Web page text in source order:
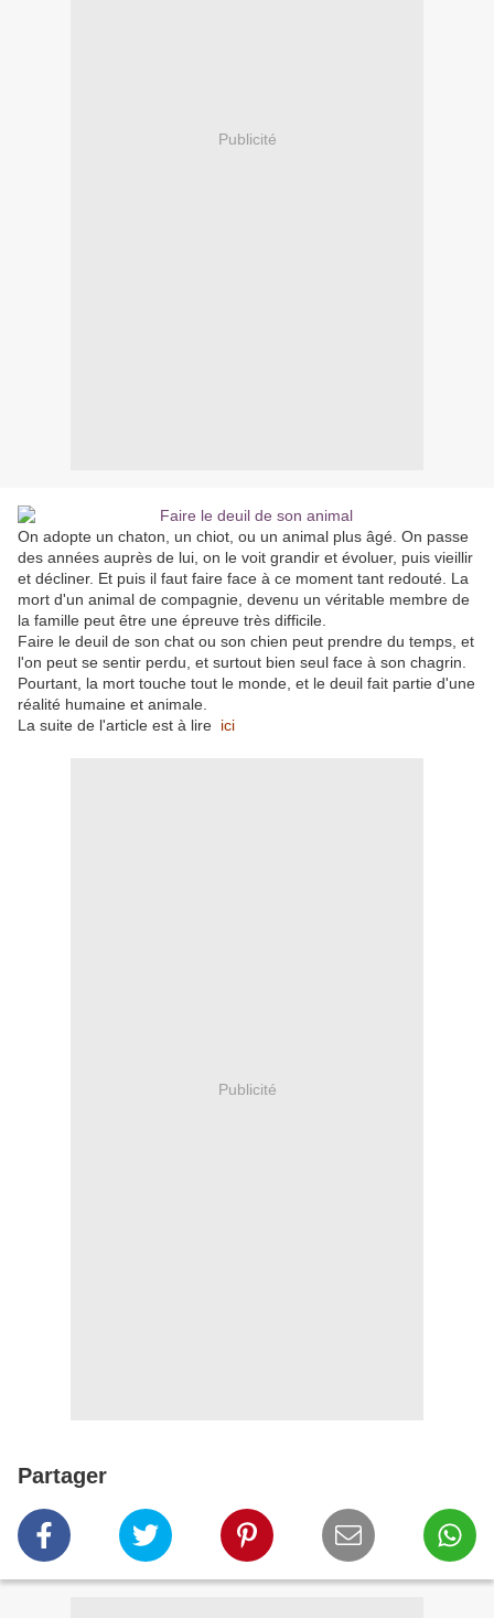
Publicité
On adopte un chaton, un chiot, ou un animal plus âgé. On passe
des années auprès de lui, on le voit grandir et évoluer, puis vieillir
et décliner. Et puis il faut faire face à ce moment tant redouté. La
mort d'un animal de compagnie, devenu un véritable membre de
la famille peut être une épreuve très difficile.
Faire le deuil de son chat ou son chien peut prendre du temps, et
l'on peut se sentir perdu, et surtout bien seul face à son chagrin.
Pourtant, la mort touche tout le monde, et le deuil fait partie d'une
réalité humaine et animale.
La suite de l'article est à lire ici
Publicité
Partager